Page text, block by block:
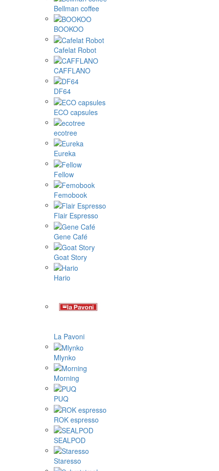
Bellman coffee
BOOKOO
Cafelat Robot
CAFFLANO
DF64
ECO capsules
ecotree
Eureka
Fellow
Femobook
Flair Espresso
Gene Café
Goat Story
Hario
La Pavoni
Mlynko
Morning
PUQ
ROK espresso
SEALPOD
Staresso